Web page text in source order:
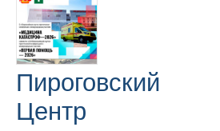
Пироговский
Центр